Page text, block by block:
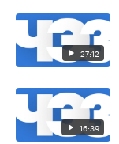
27:12
16:39